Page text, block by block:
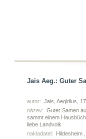
Jais Aeg.: Guter
autor: Jais, Aegidius,
název: Guter Samen
sammt einem
liebe Landvolk
nakladatel:
Hildesheim